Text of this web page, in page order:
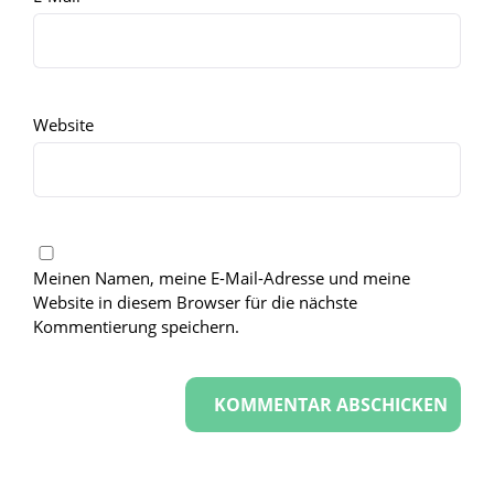
Website
Meinen Namen, meine E-Mail-Adresse und meine
Website in diesem Browser für die nächste
Kommentierung speichern.